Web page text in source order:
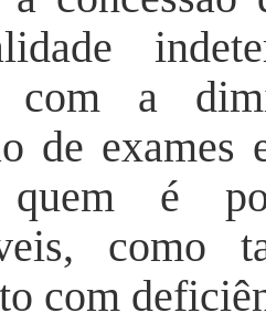
com a
de exames
é
como
com